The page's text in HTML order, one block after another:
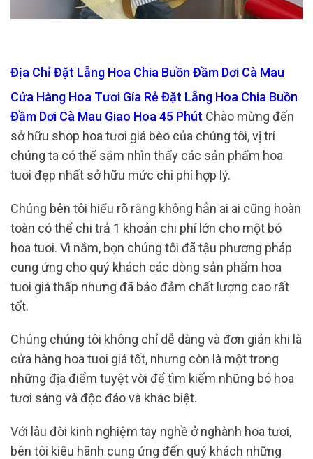
Địa Chỉ Đặt Lẵng Hoa Chia Buồn Đầm Dơi Cà Mau
Cửa Hàng Hoa Tươi Gía Rẻ Đặt Lẵng Hoa Chia Buồn
Đầm Dơi Cà Mau Giao Hoa 45 Phút Chào mừng đến
sở hữu shop hoa tươi giá bèo của chúng tôi, vị trí
chúng ta có thể sắm nhìn thấy các sản phẩm hoa
tuoi đẹp nhất sở hữu mức chi phí hợp lý.
Chúng bên tôi hiểu rõ rằng không hẳn ai ai cũng hoàn
toàn có thể chi trả 1 khoản chi phí lớn cho một bó
hoa tuoi. Vì nắm, bọn chúng tôi đã tậu phương pháp
cung ứng cho quý khách các dòng sản phẩm hoa
tuoi giá thấp nhưng đã bảo đảm chất lượng cao rất
tốt.
Chúng chúng tôi không chỉ dễ dàng và đơn giản khi là
cửa hàng hoa tuoi giá tốt, nhưng còn là một trong
những địa điểm tuyệt vời để tìm kiếm những bó hoa
tươi sáng và độc đáo và khác biệt.
Với lâu đời kinh nghiệm tay nghề ở nghành hoa tươi,
bên tôi kiêu hãnh cung ứng đến quý khách những